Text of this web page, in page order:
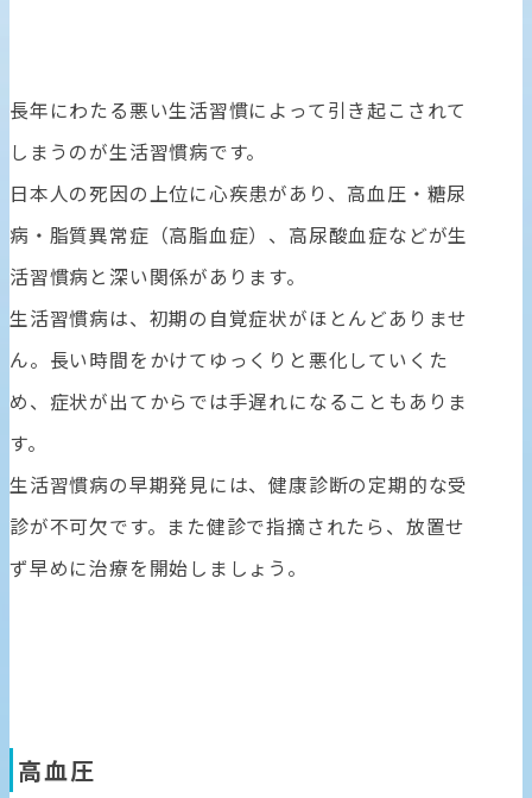
長年にわたる悪い生活習慣によって引き起こされて
しまうのが生活習慣病です。
日本人の死因の上位に心疾患があり、高血圧・糖尿
病・脂質異常症（高脂血症）、高尿酸血症などが生
活習慣病と深い関係があります。
生活習慣病は、初期の自覚症状がほとんどありませ
ん。長い時間をかけてゆっくりと悪化していくた
め、症状が出てからでは手遅れになることもありま
す。
生活習慣病の早期発見には、健康診断の定期的な受
診が不可欠です。また健診で指摘されたら、放置せ
ず早めに治療を開始しましょう。
高血圧